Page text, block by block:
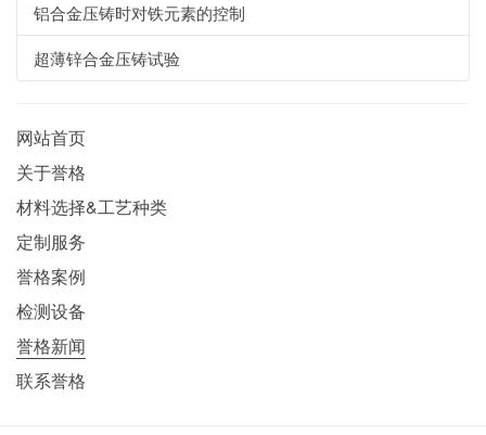
铝合金压铸时对铁元素的控制
超薄锌合金压铸试验
网站首页
关于誉格
材料选择&工艺种类
定制服务
誉格案例
检测设备
誉格新闻
联系誉格